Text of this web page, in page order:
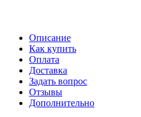
Описание
Как купить
Оплата
Доставка
Задать вопрос
Отзывы
Дополнительно